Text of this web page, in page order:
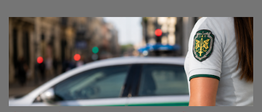
garantir cuidados básicos de saúde aos animais pertencentes a
utentes do Centro de Acolhimento de Emergência Social,
reforçando simultaneamente a proteção animal e o apoio às
pessoas em situação de maior vulnerabilidade. Cuidados de saúde
a animais de companhia de utentes do CAES A Câmara Municipal
do Montijo aprovou, por unanimidade, na reunião de 22 de Julho,
a celebração de um protocolo de colaboração com a União